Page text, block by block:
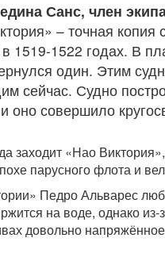
Санс, член
– точная копия
1519-1522 годах. В
один. Этим
сейчас. Судно
оно совершило
заходит «Нао
парусного флота и
Педро Альварес
на воде, однако
довольно